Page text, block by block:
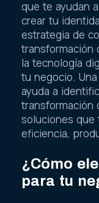
que te ayudan
crear tu
estrategia de
transformación
la tecnología
tu negocio.
ayuda a
transformación
soluciones que
eficiencia,
¿Cómo
para tu